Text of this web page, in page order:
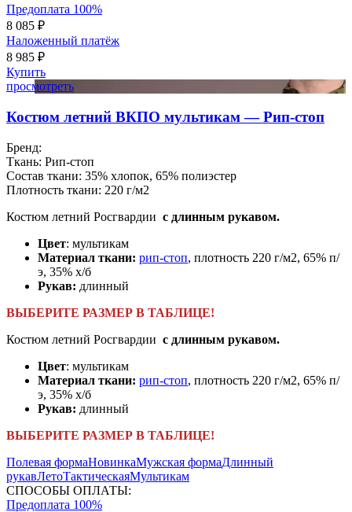
Предоплата 100%
8 085 ₽
Наложенный платёж
8 985 ₽
Купить
просмотреть
Костюм летний ВКПО мультикам — Рип-стоп
Бренд:
Ткань: Рип-стоп
Состав ткани: 35% хлопок, 65% полиэстер
Плотность ткани: 220 г/м2
Костюм летний Росгвардии с длинным рукавом.
Цвет: мультикам
Материал ткани: рип-стоп, плотность 220 г/м2, 65% п/
э, 35% х/б
Рукав: длинный
ВЫБЕРИТЕ РАЗМЕР В ТАБЛИЦЕ!
Костюм летний Росгвардии с длинным рукавом.
Цвет: мультикам
Материал ткани: рип-стоп, плотность 220 г/м2, 65% п/
э, 35% х/б
Рукав: длинный
ВЫБЕРИТЕ РАЗМЕР В ТАБЛИЦЕ!
Полевая формаНовинкаМужская формаДлинный
рукавЛетоТактическаяМультикам
СПОСОБЫ ОПЛАТЫ:
Предоплата 100%